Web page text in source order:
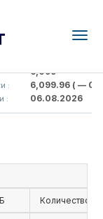
AJ)
6,099
: 6,099.96( — 0.0 )
06.08.2026
Количество